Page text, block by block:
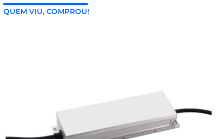
QUEM VIU, COMPROU!